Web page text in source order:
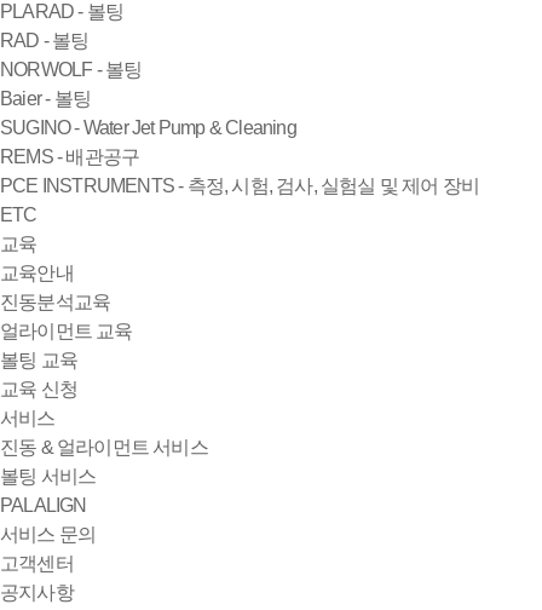
PLARAD - 볼팅
RAD - 볼팅
NORWOLF - 볼팅
Baier - 볼팅
SUGINO - Water Jet Pump & Cleaning
REMS - 배관공구
PCE INSTRUMENTS - 측정, 시험, 검사, 실험실 및 제어 장비
ETC
교육
교육안내
진동분석교육
얼라이먼트 교육
볼팅 교육
교육 신청
서비스
진동 & 얼라이먼트 서비스
볼팅 서비스
PALALIGN
서비스 문의
고객센터
공지사항